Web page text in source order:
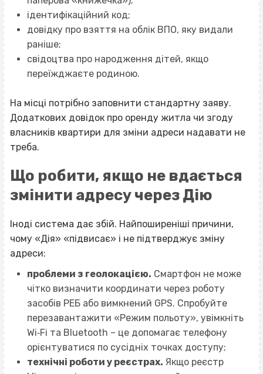
ідентифікаційний код;
довідку про взяття на облік ВПО, яку видали
раніше;
свідоцтва про народження дітей, якщо
переїжджаєте родиною.
На місці потрібно заповнити стандартну заяву.
Додаткових довідок про оренду житла чи згоду
власників квартири для зміни адреси надавати не
треба.
Що робити, якщо не вдається
змінити адресу через Дію
Іноді система дає збій. Найпоширеніші причини,
чому «Дія» «підвисає» і не підтверджує зміну
адреси:
проблеми з геолокацією. Смартфон не може
чітко визначити координати через роботу
засобів РЕБ або вимкнений GPS. Спробуйте
перезавантажити «Режим польоту», увімкніть
Wi‐Fi та Bluetooth – це допомагає телефону
орієнтуватися по сусідніх точках доступу;
технічні роботи у реєстрах. Якщо реєстр